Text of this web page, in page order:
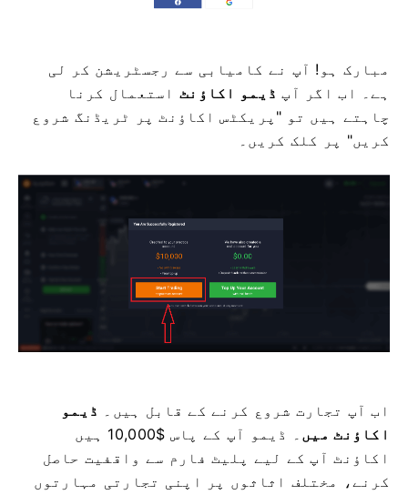
مبارک ہو! آپ نے کامیابی سے رجسٹریشن کر لی
ہے۔ اب اگر آپ ڈیمو اکاؤنٹ استعمال کرنا
چاہتے ہیں تو "پریکٹس اکاؤنٹ پر ٹریڈنگ شروع
کریں" پر کلک کریں۔
اب آپ تجارت شروع کرنے کے قابل ہیں۔
ڈیمو
اکاؤنٹ میں
آپ کے پاس $10,000 ہیں ۔ ڈیمو
اکاؤنٹ آپ کے لیے پلیٹ فارم سے واقفیت حاصل
کرنے، مختلف اثاثوں پر اپنی تجارتی مہارتوں